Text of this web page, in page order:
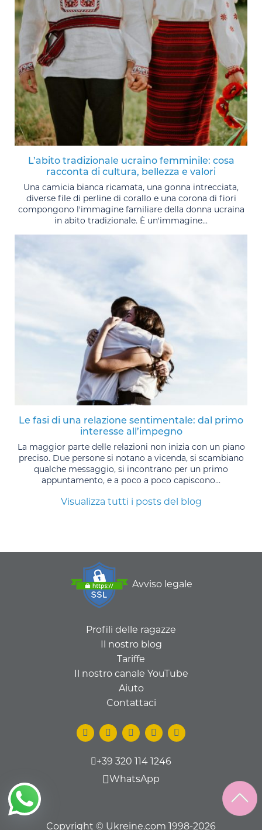
L’abito tradizionale ucraino femminile: cosa
racconta di cultura, bellezza e valori
Una camicia bianca ricamata, una gonna intrecciata,
diverse file di perline di corallo e una corona di fiori
compongono l'immagine familiare della donna ucraina
in abito tradizionale. È un'immagine...
Le fasi di una relazione sentimentale: dal primo
interesse all’impegno
La maggior parte delle relazioni non inizia con un piano
preciso. Due persone si notano a vicenda, si scambiano
qualche messaggio, si incontrano per un primo
appuntamento, e a poco a poco capiscono...
Visualizza tutti i posts del blog
Avviso legale
Profili delle ragazze
Il nostro blog
Tariffe
Il nostro canale YouTube
Aiuto
Contattaci
+39 320 114 1246
WhatsApp
Copyright © Ukreine.com 1998-2026